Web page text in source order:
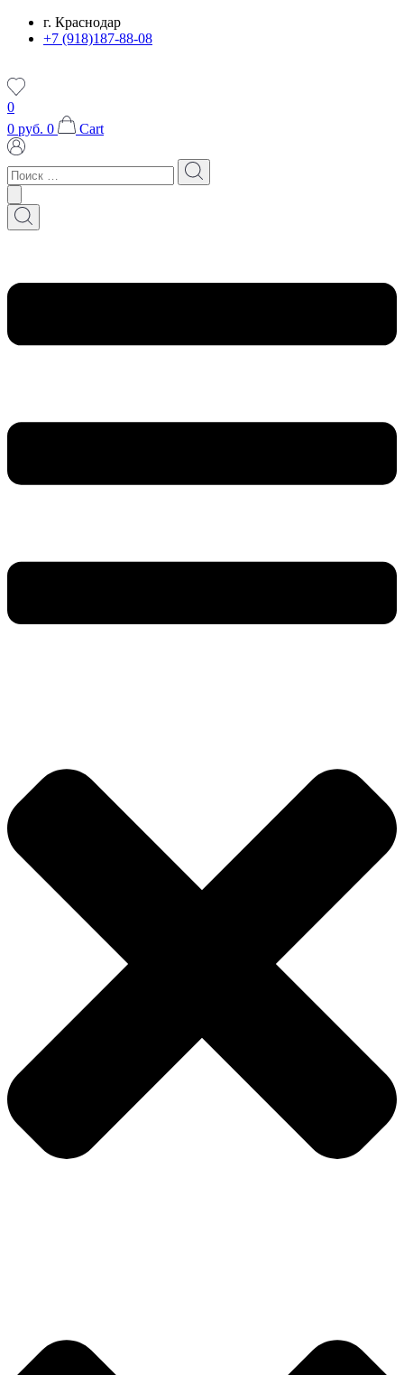
Перейтиг. Краснодар
+7 (918)187-88-08
0
0 руб. 0 Cart